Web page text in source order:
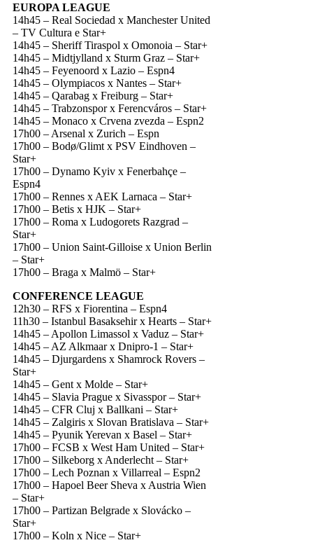
EUROPA LEAGUE
14h45 – Real Sociedad x Manchester United
– TV Cultura e Star+
14h45 – Sheriff Tiraspol x Omonoia – Star+
14h45 – Midtjylland x Sturm Graz – Star+
14h45 – Feyenoord x Lazio – Espn4
14h45 – Olympiacos x Nantes – Star+
14h45 – Qarabag x Freiburg – Star+
14h45 – Trabzonspor x Ferencváros – Star+
14h45 – Monaco x Crvena zvezda – Espn2
17h00 – Arsenal x Zurich – Espn
17h00 – Bodø/Glimt x PSV Eindhoven –
Star+
17h00 – Dynamo Kyiv x Fenerbahçe –
Espn4
17h00 – Rennes x AEK Larnaca – Star+
17h00 – Betis x HJK – Star+
17h00 – Roma x Ludogorets Razgrad –
Star+
17h00 – Union Saint-Gilloise x Union Berlin
– Star+
17h00 – Braga x Malmö – Star+
CONFERENCE LEAGUE
12h30 – RFS x Fiorentina – Espn4
11h30 – Istanbul Basaksehir x Hearts – Star+
14h45 – Apollon Limassol x Vaduz – Star+
14h45 – AZ Alkmaar x Dnipro-1 – Star+
14h45 – Djurgardens x Shamrock Rovers –
Star+
14h45 – Gent x Molde – Star+
14h45 – Slavia Prague x Sivasspor – Star+
14h45 – CFR Cluj x Ballkani – Star+
14h45 – Zalgiris x Slovan Bratislava – Star+
14h45 – Pyunik Yerevan x Basel – Star+
17h00 – FCSB x West Ham United – Star+
17h00 – Silkeborg x Anderlecht – Star+
17h00 – Lech Poznan x Villarreal – Espn2
17h00 – Hapoel Beer Sheva x Austria Wien
– Star+
17h00 – Partizan Belgrade x Slovácko –
Star+
17h00 – Koln x Nice – Star+